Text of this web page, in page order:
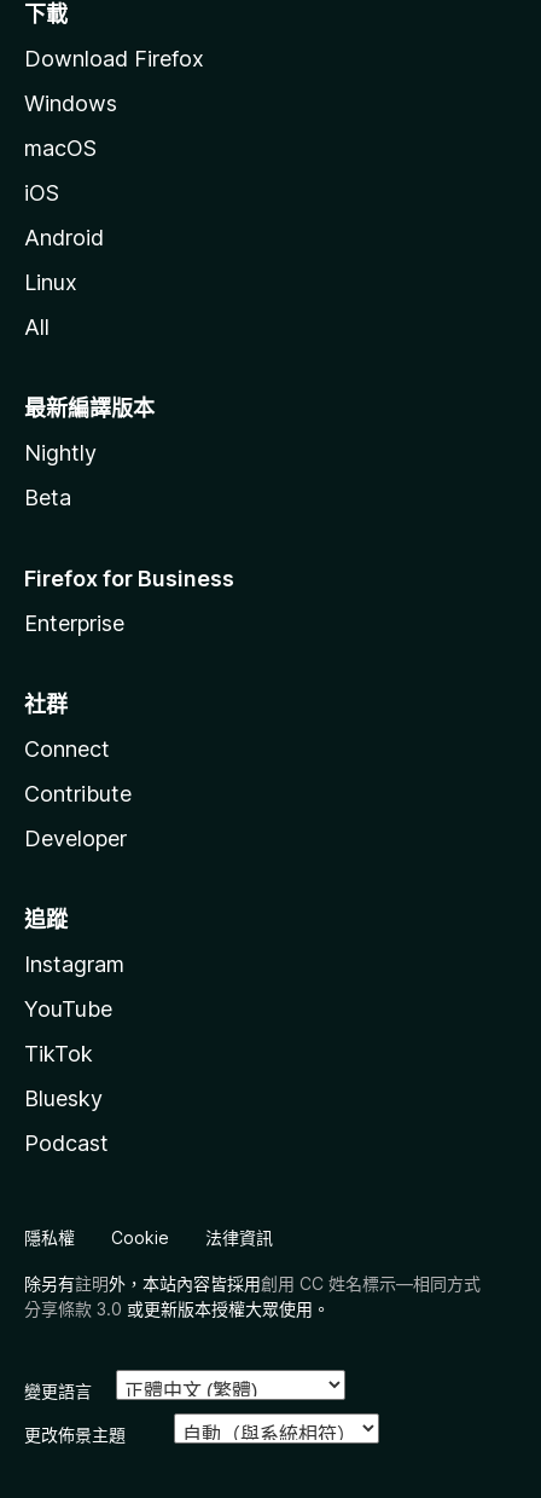
下載
Download Firefox
Windows
macOS
iOS
Android
Linux
All
最新編譯版本
Nightly
Beta
Firefox for Business
Enterprise
社群
Connect
Contribute
Developer
追蹤
Instagram
YouTube
TikTok
Bluesky
Podcast
隱私權 Cookie 法律資訊
除另有註明外，本站內容皆採用創用 CC 姓名標示—相同方式
分享條款 3.0 或更新版本授權大眾使用。
變更語言
更改佈景主題